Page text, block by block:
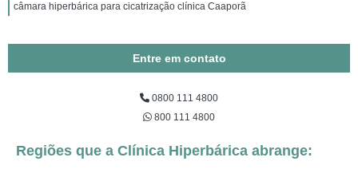
câmara hiperbárica para cicatrização clínica Caaporã
Entre em contato
0800 111 4800
800 111 4800
Regiões que a Clínica Hiperbárica abrange: